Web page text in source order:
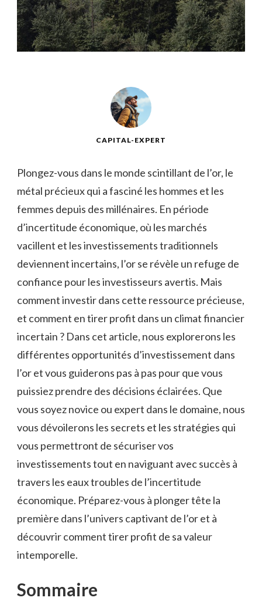
CAPITAL-EXPERT
Plongez-vous dans le monde scintillant de l’or, le
métal précieux qui a fasciné les hommes et ‌les
femmes depuis des millénaires. En période
d’incertitude économique, où les⁤ marchés
⁤vacillent et les‌ investissements traditionnels
deviennent incertains, l’or se​ révèle un refuge de
confiance pour les investisseurs avertis. Mais
comment investir dans cette ressource précieuse,
et comment en tirer profit dans un climat financier
incertain ? Dans cet article, nous explorerons les
différentes opportunités d’investissement dans
l’or et vous guiderons pas à pas ​pour que vous
⁢puissiez prendre des décisions éclairées. Que
vous soyez novice ou ‌expert dans le⁤ domaine, ⁤nous
vous dévoilerons les secrets et les stratégies qui
vous permettront de sécuriser vos
investissements tout en naviguant avec succès à
⁤travers les eaux troubles de l’incertitude
économique. Préparez-vous à plonger tête la
première dans l’univers captivant de l’or et ⁣à
découvrir comment tirer profit de sa valeur
intemporelle.
Sommaire